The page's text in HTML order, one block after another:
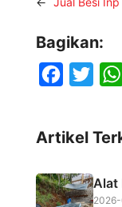
Bagikan:
e
b
o
t
e
Artikel
Alat